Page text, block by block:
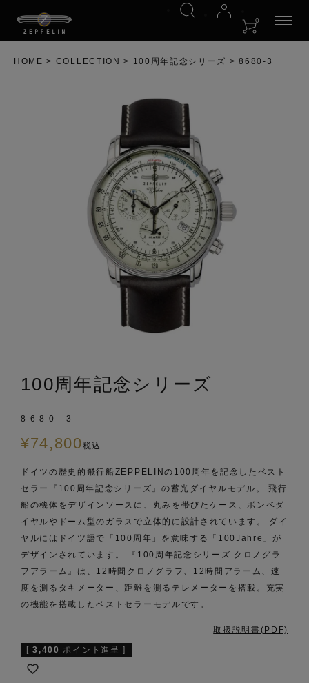
0
HOME COLLECTION 100周年記念シリーズ 8680-3
100周年記念シリーズ
8680-3
¥74,800税込
ドイツの歴史的飛行船ZEPPELINの100周年を記念したベスト
セラー『100周年記念シリーズ』の蓄光ダイヤルモデル。 飛行
船の機体をデザインソースに、丸みを帯びたケース、ボンベダ
イヤルやドーム型のガラスで立体的に設計されています。 ダイ
ヤルにはドイツ語で「100周年」を意味する「100Jahre」が
デザインされています。 『100周年記念シリーズ クロノグラ
フアラーム』は、12時間クロノグラフ、12時間アラーム、速
度を測るタキメーター、距離を測るテレメーターを搭載。充実
の機能を搭載したベストセラーモデルです。
取扱説明書(PDF)
[ 3,400 ポイント進呈 ]